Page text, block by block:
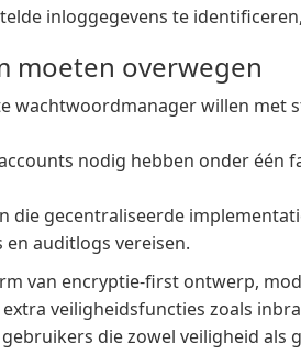
inloggegevens te
moeten overwegen
wachtwoordmanager willen met
nodig hebben onder één
die gecentraliseerde
auditlogs vereisen.
van encryptie-first ontwerp,
veiligheidsfuncties zoals
die zowel veiligheid als